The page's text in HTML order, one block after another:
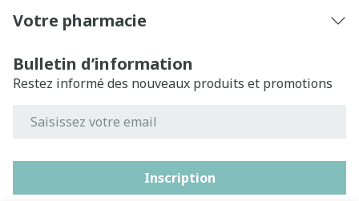
Votre pharmacie
Bulletin d’information
Restez informé des nouveaux produits et promotions
Inscription